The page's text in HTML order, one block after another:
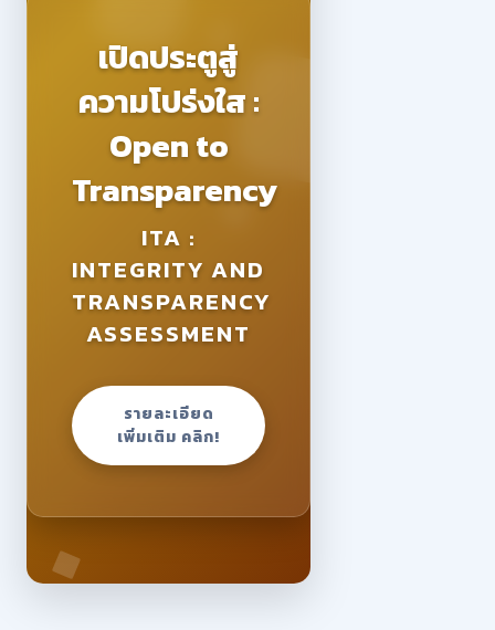
เปิดประตูสู่
ความโปร่งใส :
Open to
Transparency
ITA :
INTEGRITY AND
TRANSPARENCY
ASSESSMENT
รายละเอียด
เพิ่มเติม คลิก!